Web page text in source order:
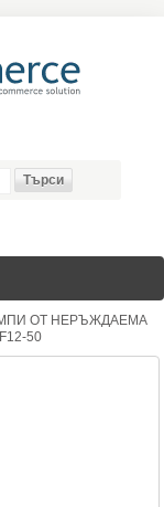
ОТ НЕРЪЖДАЕМА
50